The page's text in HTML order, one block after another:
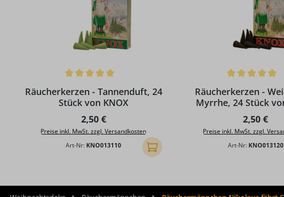
Räucherkerzen - Tannenduft, 24
Stück von KNOX
Regulärer Preis:
2,50 €
Preise inkl. MwSt. zzgl. Versandkosten
Art-Nr: KNO013110 In den Warenkorb
Räucherkerzen -
Myrrhe, 24 Stück
Regulärer
2,50 €
Preise inkl. MwSt. zzgl.
Art-Nr: KNO013120